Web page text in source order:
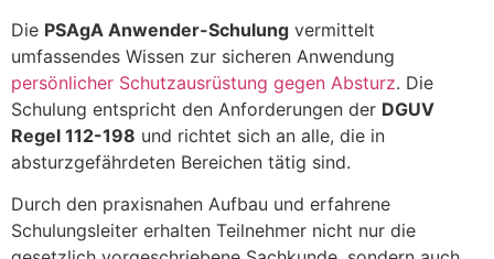
Die PSAgA Anwender-Schulung vermittelt
umfassendes Wissen zur sicheren Anwendung
persönlicher Schutzausrüstung gegen Absturz. Die
Schulung entspricht den Anforderungen der DGUV
Regel 112-198 und richtet sich an alle, die in
absturzgefährdeten Bereichen tätig sind.
Durch den praxisnahen Aufbau und erfahrene
Schulungsleiter erhalten Teilnehmer nicht nur die